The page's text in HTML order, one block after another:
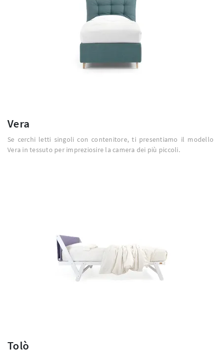
Vera
Se cerchi letti singoli con contenitore, ti presentiamo il modello
Vera in tessuto per impreziosire la camera dei più piccoli.
Tolò